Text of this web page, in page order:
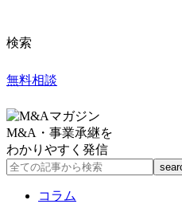
検索
無料相談
M&A・事業承継を
わかりやすく発信
コラム